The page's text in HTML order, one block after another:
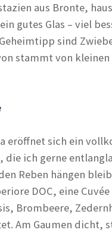
aus Bronte,
gutes Glas – viel
sind
stammt von
eröffnet sich ein
die ich gerne
Reben hängen
DOC, eine
Brombeere,
Am Gaumen